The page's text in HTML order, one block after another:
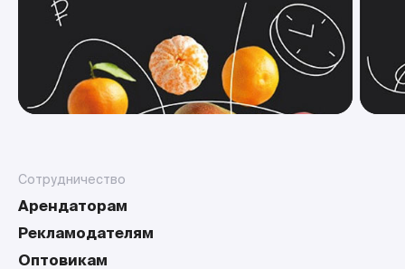
Сотрудничество
Арендаторам
Рекламодателям
Оптовикам